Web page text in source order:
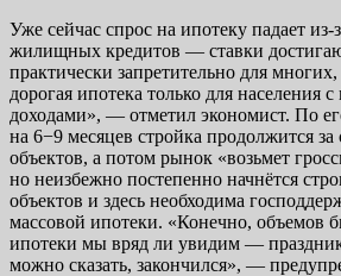
Уже сейчас спрос на ипотеку падает из-
жилищных кредитов — ставки
практически запретительно для
дорогая ипотека только для населения
доходами», — отметил экономист. По
на 6−9 месяцев стройка продолжится
объектов, а потом рынок «возьмет
но неизбежно постепенно начнётся
объектов и здесь необходима
массовой ипотеки. «Конечно, объемов
ипотеки мы вряд ли увидим — праздник
можно сказать, закончился», —